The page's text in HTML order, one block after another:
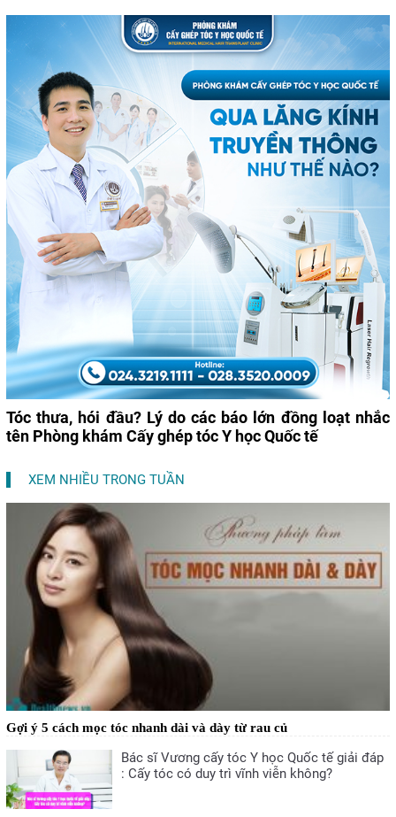
Tóc thưa, hói đầu? Lý do các báo lớn đồng loạt nhắc
tên Phòng khám Cấy ghép tóc Y học Quốc tế
XEM NHIỀU TRONG TUẦN
Gợi ý 5 cách mọc tóc nhanh dài và dày từ rau củ
Bác sĩ Vương cấy tóc Y học Quốc tế giải đáp
: Cấy tóc có duy trì vĩnh viễn không?